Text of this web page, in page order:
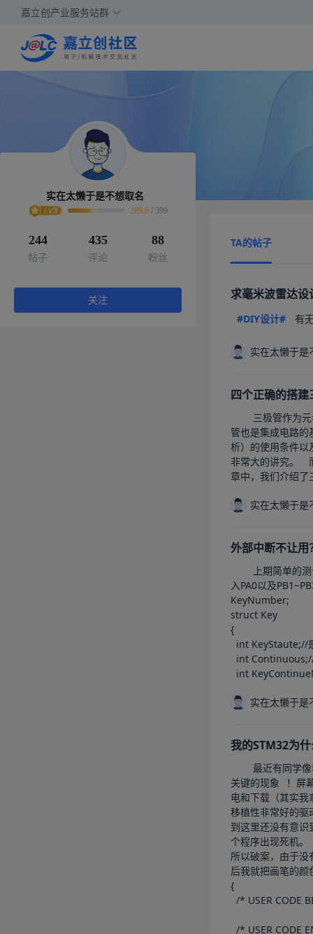
嘉立创产业服务站群
实在太懒于是不想取名
289.6 / 399
244
帖子
435
评论
88
粉丝
关注
TA的帖子
求毫米波雷达设
#DIY设计#
有
实在太懒于是
四个正确的搭
管也是集成电路的基本器件之一
析）的使用条件以及如何配置这些使用条件。		使用如图所示
非常大的讲究。	而很少有文章讲述为什么这么选型以及其中的要点却很少提及。	本期我们就简单的介绍上述电路的器件选型及注意要点。		在前面的一期文
章中，我们介绍了
实在太懒于是
外部中断不让
入PA0以及PB1~PB3，因此我们配置外部中断
KeyNumber;
struct Key
{
int
int
实在太懒于是
我的STM32为
关键的现象	！屏幕的这个亮度，其实已经说明了LCD被驱动成功了！肯定是因为其他的原因导致程序死机了。		而我收到这个屏幕的时候，仅有STlink用来供
电和下载（其实我拿到的时候已经猜到是什么问题
移植性非常好的驱动。		并且其初始化函数中，也会根据LCD ID的不同对不同设备进行不同的初始化操作。	可以说这份代码做
到这里还没有意识到问题嘛？	没错，其初始化函数中调用printf函数，而这个函数必须依赖于串口
个程序出现死机。	所以最好的解决办法就是去掉printf函数或者正确的配置串口并进行初始化。		可以看到，正确的初始化之后我们可以显示我们的字符，
所以破案，由于没有进行串口重定向而导致
后我就把画笔的
{